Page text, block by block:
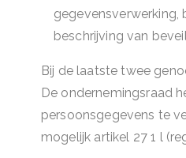
gegevensverwerking,
beschrijving van
Bij de laatste twee
De ondernemingsraad
persoonsgegevens te
mogelijk artikel 27 1 l